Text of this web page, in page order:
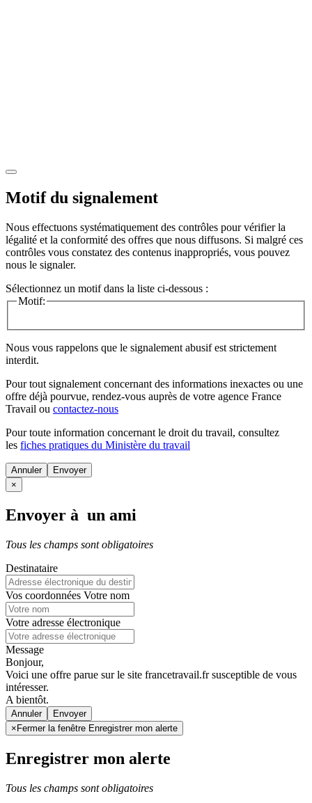
Motif du signalement
Nous effectuons systématiquement des contrôles pour vérifier la
légalité et la conformité des offres que nous diffusons. Si malgré ces
contrôles vous constatez des contenus inappropriés, vous pouvez
nous le signaler.
Sélectionnez un motif dans la liste ci-dessous :
Motif:
Nous vous rappelons que le signalement abusif est strictement
interdit.
Pour tout signalement concernant des informations inexactes ou une
offre déjà pourvue, rendez-vous auprès de votre agence France
Travail ou contactez-nous
Pour toute information concernant le droit du travail, consultez
les fiches pratiques du Ministère du travail
Annuler
×
Envoyer à un ami
Tous les champs sont obligatoires
Destinataire
Vos coordonnées Votre nom
Votre adresse électronique
Message
Bonjour,
Voici une offre parue sur le site francetravail.fr susceptible de vous
intéresser.
A bientôt.
Annuler
× Fermer la fenêtre Enregistrer mon alerte
Enregistrer mon alerte
Tous les champs sont obligatoires